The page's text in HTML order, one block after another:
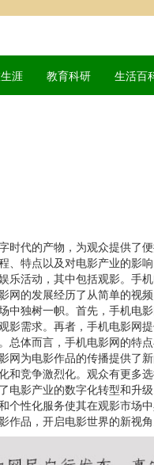
涯 教育科研 生活百
时代的产物，为观众提供了
、特点以及对电影产业的影
乐活动，其中包括观影。手
网的发展经历了从简单的视
中独树一帜。首先，手机电
影需求。再者，手机电影网
总体而言，手机电影网的特
网为电影作品的传播提供了
和竞争激烈化。观众有更多
电影产业的数字化转型和升
个性化服务使其在观影市场
作品，开启电影世界的新视角